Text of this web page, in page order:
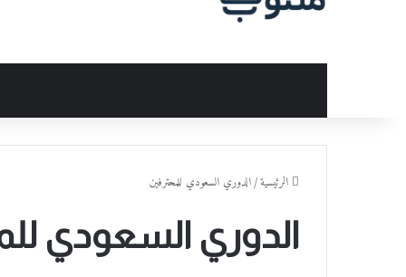
الرئيسية/الدوري السعودي للمحترفين
الدوري السعودي